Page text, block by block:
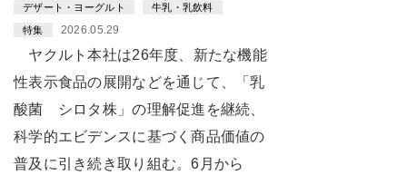
デザート・ヨーグルト 牛乳・乳飲料
特集 2026.05.29
ヤクルト本社は26年度、新たな機能
性表示食品の展開などを通じて、「乳
酸菌 シロタ株」の理解促進を継続、
科学的エビデンスに基づく商品価値の
普及に引き続き取り組む。6月から